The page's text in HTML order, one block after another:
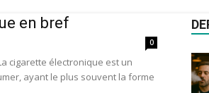
en bref
0
cigarette électronique est un
ayant le plus souvent la forme